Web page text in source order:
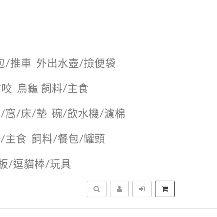
/推車 外出水壺/撿便袋
烏龜 飼料/主食
窩/床/墊 碗/飲水機/濾棉
主食 飼料/餐包/罐頭
/逗貓棒/玩具
搜尋